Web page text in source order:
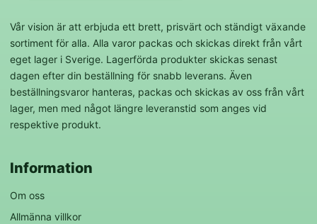
Vår vision är att erbjuda ett brett, prisvärt och ständigt växande
sortiment för alla. Alla varor packas och skickas direkt från vårt
eget lager i Sverige. Lagerförda produkter skickas senast
dagen efter din beställning för snabb leverans. Även
beställningsvaror hanteras, packas och skickas av oss från vårt
lager, men med något längre leveranstid som anges vid
respektive produkt.
Information
Om oss
Allmänna villkor